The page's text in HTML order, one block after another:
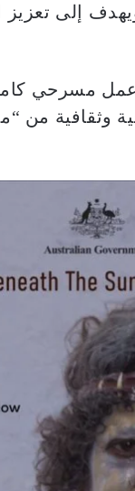
إلى تعزيز
عمل مسرحي
وثقافية من